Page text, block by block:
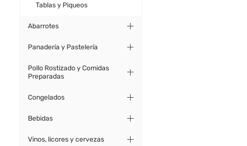
Tablas y Piqueos
Abarrotes
Panadería y Pastelería
Pollo Rostizado y Comidas
Preparadas
Congelados
Bebidas
Vinos, licores y cervezas